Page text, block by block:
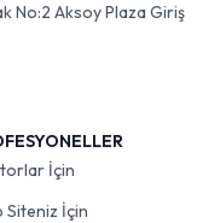
No:2 Aksoy Plaza Giriş
İçin
Siteniz İçin